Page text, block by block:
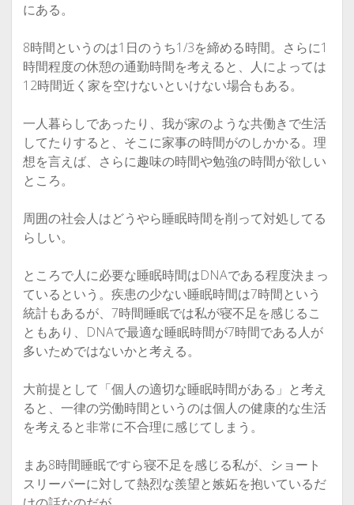
にある。
8時間というのは1日のうち1/3を締める時間。さらに1
時間程度の休憩の通勤時間を考えると、人によっては
12時間近く家を空けないといけない場合もある。
一人暮らしであったり、我が家のような共働きで生活
してたりすると、そこに家事の時間がのしかかる。理
想を言えば、さらに趣味の時間や勉強の時間が欲しい
ところ。
周囲の社会人はどうやら睡眠時間を削って対処してる
らしい。
ところで人に必要な睡眠時間はDNAである程度決まっ
ているという。疾患の少ない睡眠時間は7時間という
統計もあるが、7時間睡眠では私が寝不足を感じるこ
ともあり、DNAで最適な睡眠時間が7時間である人が
多いためではないかと考える。
大前提として「個人の適切な睡眠時間がある」と考え
ると、一律の労働時間というのは個人の健康的な生活
を考えると非常に不合理に感じてしまう。
まあ8時間睡眠ですら寝不足を感じる私が、ショート
スリーパーに対して熱烈な羨望と嫉妬を抱いているだ